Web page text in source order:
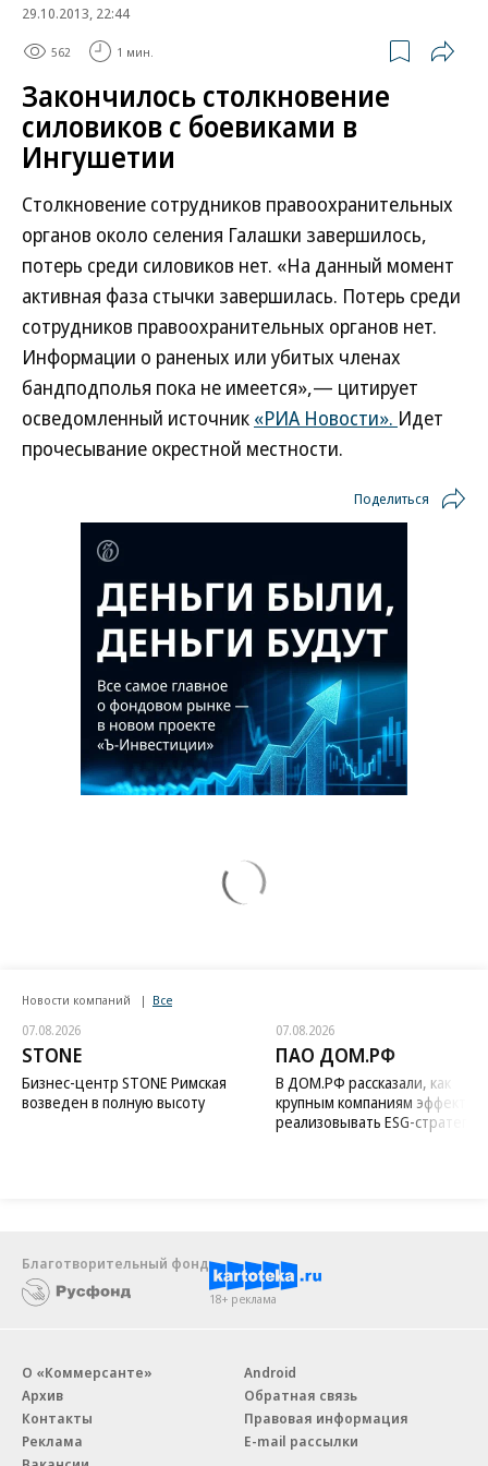
29.10.2013, 22:44
562 1 мин.
Закончилось столкновение
силовиков с боевиками в
Ингушетии
Столкновение сотрудников правоохранительных
органов около селения Галашки завершилось,
потерь среди силовиков нет. «На данный момент
активная фаза стычки завершилась. Потерь среди
сотрудников правоохранительных органов нет.
Информации о раненых или убитых членах
бандподполья пока не имеется»,— цитирует
осведомленный источник «РИА Новости». Идет
прочесывание окрестной местности.
Поделиться
Новости компаний Все
07.08.2026
STONE
Бизнес-центр STONE Римская
возведен в полную высоту
07.08.2026
ПАО ДОМ.РФ
В ДОМ.РФ рассказали, как
крупным компаниям
реализовывать ESG-стратегию
Благотворительный фонд
18+ реклама
О «Коммерсанте»
Архив
Контакты
Реклама
Android
Обратная связь
Правовая информация
E-mail рассылки